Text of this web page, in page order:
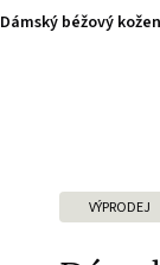
Dámský béžový
VÝPRODEJ